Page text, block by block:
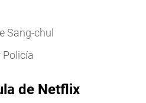
Sang-chul
Policía
de Netflix